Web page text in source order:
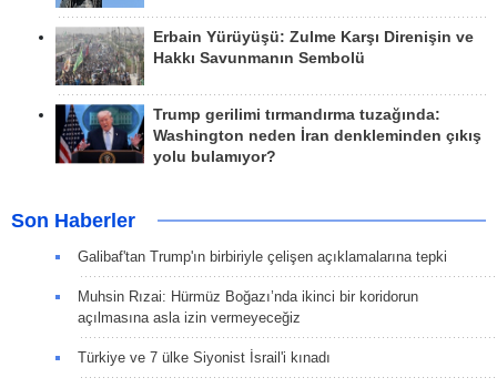
Erbain Yürüyüşü: Zulme Karşı Direnişin ve
Hakkı Savunmanın Sembolü
Trump gerilimi tırmandırma tuzağında:
Washington neden İran denkleminden çıkış
yolu bulamıyor?
Son Haberler
Galibaf'tan Trump'ın birbiriyle çelişen açıklamalarına tepki
Muhsin Rızai: Hürmüz Boğazı’nda ikinci bir koridorun
açılmasına asla izin vermeyeceğiz
Türkiye ve 7 ülke Siyonist İsrail'i kınadı